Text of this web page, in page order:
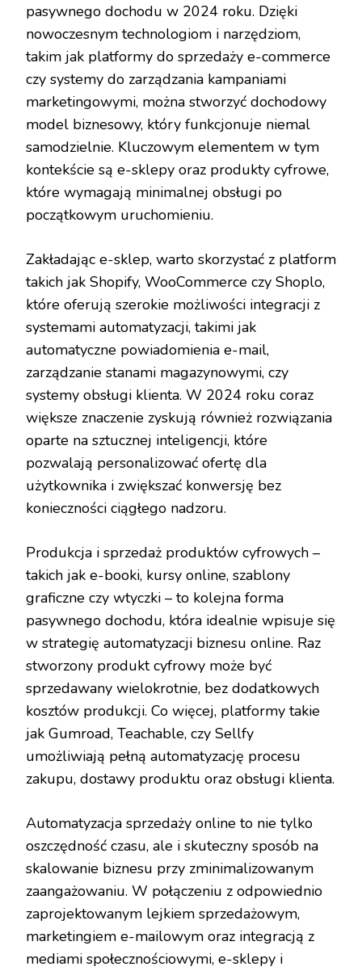
pasywnego dochodu w 2024 roku. Dzięki
nowoczesnym technologiom i narzędziom,
takim jak platformy do sprzedaży e-commerce
czy systemy do zarządzania kampaniami
marketingowymi, można stworzyć dochodowy
model biznesowy, który funkcjonuje niemal
samodzielnie. Kluczowym elementem w tym
kontekście są e-sklepy oraz produkty cyfrowe,
które wymagają minimalnej obsługi po
początkowym uruchomieniu.
Zakładając e-sklep, warto skorzystać z platform
takich jak Shopify, WooCommerce czy Shoplo,
które oferują szerokie możliwości integracji z
systemami automatyzacji, takimi jak
automatyczne powiadomienia e-mail,
zarządzanie stanami magazynowymi, czy
systemy obsługi klienta. W 2024 roku coraz
większe znaczenie zyskują również rozwiązania
oparte na sztucznej inteligencji, które
pozwalają personalizować ofertę dla
użytkownika i zwiększać konwersję bez
konieczności ciągłego nadzoru.
Produkcja i sprzedaż produktów cyfrowych –
takich jak e-booki, kursy online, szablony
graficzne czy wtyczki – to kolejna forma
pasywnego dochodu, która idealnie wpisuje się
w strategię automatyzacji biznesu online. Raz
stworzony produkt cyfrowy może być
sprzedawany wielokrotnie, bez dodatkowych
kosztów produkcji. Co więcej, platformy takie
jak Gumroad, Teachable, czy Sellfy
umożliwiają pełną automatyzację procesu
zakupu, dostawy produktu oraz obsługi klienta.
Automatyzacja sprzedaży online to nie tylko
oszczędność czasu, ale i skuteczny sposób na
skalowanie biznesu przy zminimalizowanym
zaangażowaniu. W połączeniu z odpowiednio
zaprojektowanym lejkiem sprzedażowym,
marketingiem e-mailowym oraz integracją z
mediami społecznościowymi, e-sklepy i